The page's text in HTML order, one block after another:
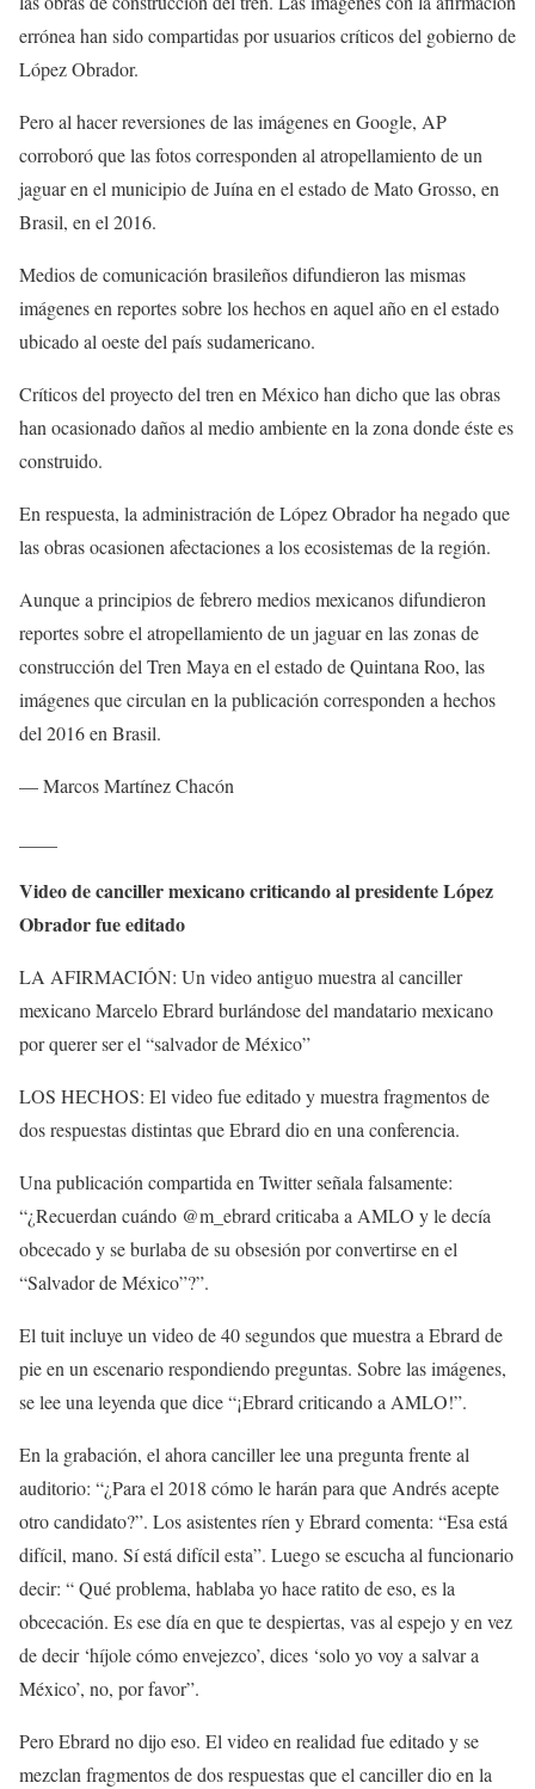
errónea han sido compartidas por usuarios críticos del gobierno de
López Obrador.
Pero al hacer reversiones de las imágenes en Google, AP
corroboró que las fotos corresponden al atropellamiento de un
jaguar en el municipio de Juína en el estado de Mato Grosso, en
Brasil, en el 2016.
Medios de comunicación brasileños difundieron las mismas
imágenes en reportes sobre los hechos en aquel año en el estado
ubicado al oeste del país sudamericano.
Críticos del proyecto del tren en México han dicho que las obras
han ocasionado daños al medio ambiente en la zona donde éste es
construido.
En respuesta, la administración de López Obrador ha negado que
las obras ocasionen afectaciones a los ecosistemas de la región.
Aunque a principios de febrero medios mexicanos difundieron
reportes sobre el atropellamiento de un jaguar en las zonas de
construcción del Tren Maya en el estado de Quintana Roo, las
imágenes que circulan en la publicación corresponden a hechos
del 2016 en Brasil.
— Marcos Martínez Chacón
Video de canciller mexicano criticando al presidente López
Obrador fue editado
LA AFIRMACIÓN: Un video antiguo muestra al canciller
mexicano Marcelo Ebrard burlándose del mandatario mexicano
por querer ser el “salvador de México”
LOS HECHOS: El video fue editado y muestra fragmentos de
dos respuestas distintas que Ebrard dio en una conferencia.
Una publicación compartida en Twitter señala falsamente:
“¿Recuerdan cuándo @m_ebrard criticaba a AMLO y le decía
obcecado y se burlaba de su obsesión por convertirse en el
“Salvador de México”?”.
El tuit incluye un video de 40 segundos que muestra a Ebrard de
pie en un escenario respondiendo preguntas. Sobre las imágenes,
se lee una leyenda que dice “¡Ebrard criticando a AMLO!”.
En la grabación, el ahora canciller lee una pregunta frente al
auditorio: “¿Para el 2018 cómo le harán para que Andrés acepte
otro candidato?”. Los asistentes ríen y Ebrard comenta: “Esa está
difícil, mano. Sí está difícil esta”. Luego se escucha al funcionario
decir: “ Qué problema, hablaba yo hace ratito de eso, es la
obcecación. Es ese día en que te despiertas, vas al espejo y en vez
de decir ‘híjole cómo envejezco’, dices ‘solo yo voy a salvar a
México’, no, por favor”.
Pero Ebrard no dijo eso. El video en realidad fue editado y se
mezclan fragmentos de dos respuestas que el canciller dio en la